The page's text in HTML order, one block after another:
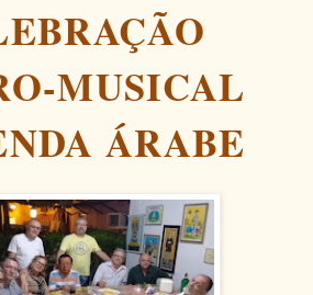
MUSICAL
ÁRABE